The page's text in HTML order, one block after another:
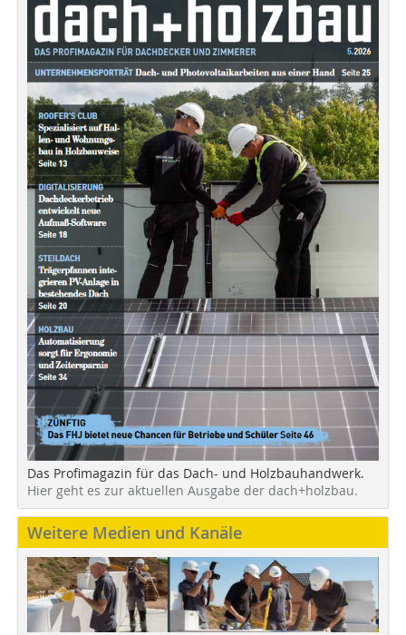
Das Profimagazin für das Dach- und Holzbauhandwerk.
Hier geht es zur aktuellen Ausgabe der dach+holzbau.
Weitere Medien und Kanäle